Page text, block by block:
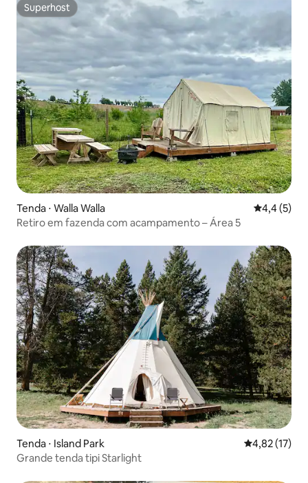
Superhost
Superhost
Tenda ⋅ Walla Walla 4,4 de
4,4 (5)
Retiro em fazenda com acampamento – Área 5
Tenda ⋅ Island Park 4,82 de uma
4,82 (17)
Grande tenda tipi Starlight